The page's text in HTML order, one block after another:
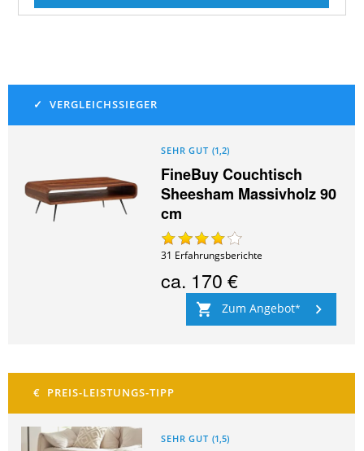
SEHR GUT (1,2)
FineBuy Couchtisch
Sheesham Massivholz 90
cm
31 Erfahrungsberichte
ca. 170 €
Zum Angebot
SEHR GUT (1,5)